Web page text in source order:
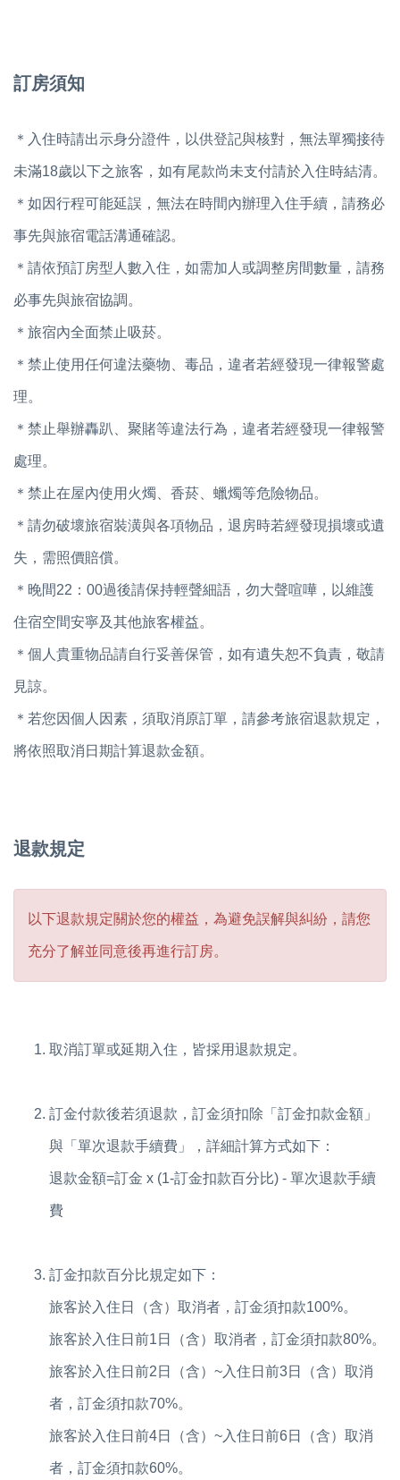
訂房須知
＊入住時請出示身分證件，以供登記與核對，無法單獨接待
未滿18歲以下之旅客，如有尾款尚未支付請於入住時結清。
＊如因行程可能延誤，無法在時間內辦理入住手續，請務必
事先與旅宿電話溝通確認。
＊請依預訂房型人數入住，如需加人或調整房間數量，請務
必事先與旅宿協調。
＊旅宿內全面禁止吸菸。
＊禁止使用任何違法藥物、毒品，違者若經發現一律報警處
理。
＊禁止舉辦轟趴、聚賭等違法行為，違者若經發現一律報警
處理。
＊禁止在屋內使用火燭、香菸、蠟燭等危險物品。
＊請勿破壞旅宿裝潢與各項物品，退房時若經發現損壞或遺
失，需照價賠償。
＊晚間22：00過後請保持輕聲細語，勿大聲喧嘩，以維護
住宿空間安寧及其他旅客權益。
＊個人貴重物品請自行妥善保管，如有遺失恕不負責，敬請
見諒。
＊若您因個人因素，須取消原訂單，請參考旅宿退款規定，
將依照取消日期計算退款金額。
退款規定
以下退款規定關於您的權益，為避免誤解與糾紛，請您
充分了解並同意後再進行訂房。
取消訂單或延期入住，皆採用退款規定。
訂金付款後若須退款，訂金須扣除「訂金扣款金額」
與「單次退款手續費」，詳細計算方式如下：
退款金額=訂金 x (1-訂金扣款百分比) - 單次退款手續
費
訂金扣款百分比規定如下：
旅客於入住日（含）取消者，訂金須扣款100%。
旅客於入住日前1日（含）取消者，訂金須扣款80%。
旅客於入住日前2日（含）~入住日前3日（含）取消
者，訂金須扣款70%。
旅客於入住日前4日（含）~入住日前6日（含）取消
者，訂金須扣款60%。